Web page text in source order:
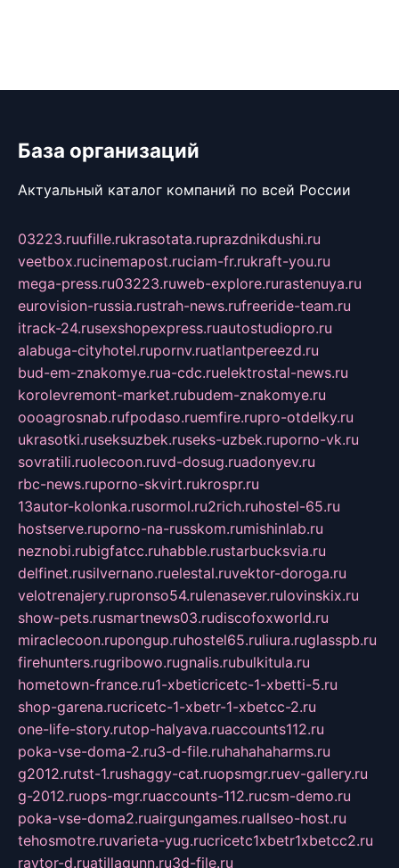
База организаций
Актуальный каталог компаний по всей России
03223.ruufille.rukrasotata.ruprazdnikdushi.ru
veetbox.rucinemapost.ruciam-fr.rukraft-you.ru
mega-press.ru03223.ruweb-explore.rurastenuya.ru
eurovision-russia.rustrah-news.rufreeride-team.ru
itrack-24.rusexshopexpress.ruautostudiopro.ru
alabuga-cityhotel.rupornv.ruatlantpereezd.ru
bud-em-znakomye.rua-cdc.ruelektrostal-news.ru
korolevremont-market.rubudem-znakomye.ru
oooagrosnab.rufpodaso.ruemfire.rupro-otdelky.ru
ukrasotki.ruseksuzbek.ruseks-uzbek.ruporno-vk.ru
sovratili.ruolecoon.ruvd-dosug.ruadonyev.ru
rbc-news.ruporno-skvirt.rukrospr.ru
13autor-kolonka.rusormol.ru2rich.ruhostel-65.ru
hostserve.ruporno-na-russkom.rumishinlab.ru
neznobi.rubigfatcc.ruhabble.rustarbucksvia.ru
delfinet.rusilvernano.ruelestal.ruvektor-doroga.ru
velotrenajery.rupronso54.rulenasever.rulovinskix.ru
show-pets.rusmartnews03.rudiscofoxworld.ru
miraclecoon.rupongup.ruhostel65.ruliura.ruglasspb.ru
firehunters.rugribowo.rugnalis.rubulkitula.ru
hometown-france.ru1-xbeticricetc-1-xbetti-5.ru
shop-garena.rucricetc-1-xbetr-1-xbetcc-2.ru
one-life-story.rutop-halyava.ruaccounts112.ru
poka-vse-doma-2.ru3-d-file.ruhahahaharms.ru
g2012.rutst-1.rushaggy-cat.ruopsmgr.ruev-gallery.ru
g-2012.ruops-mgr.ruaccounts-112.rucsm-demo.ru
poka-vse-doma2.ruairgungames.ruallseo-host.ru
tehosmotre.ruvarieta-yug.rucricetc1xbetr1xbetcc2.ru
raytor-d.ruatillagunn.ru3d-file.ru